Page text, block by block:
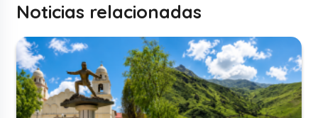
Noticias relacionadas